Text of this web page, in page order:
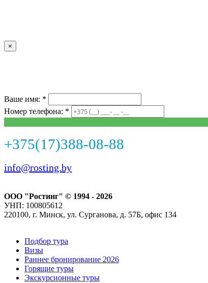
×
Ваше имя: *
Номер телефона: *
+375(17)388-08-88
info@rosting.by
ООО "Ростинг" © 1994 - 2026
УНП: 100805612
220100, г. Минск, ул. Сурганова, д. 57Б, офис 134
Подбор тура
Визы
Раннее бронирование 2026
Горящие туры
Экскурсионные туры